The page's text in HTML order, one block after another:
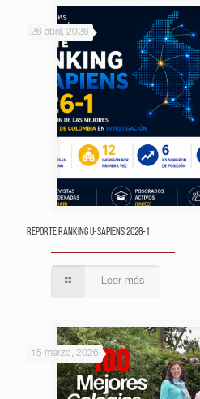
26 abril, 2026
Reporte Ranking U-Sapiens 2026-1
Leer más
15 marzo, 2026